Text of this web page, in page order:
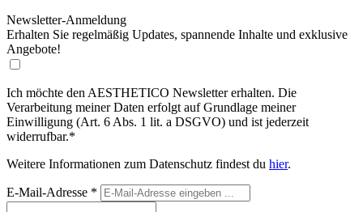
Newsletter-Anmeldung
Erhalten Sie regelmäßig Updates, spannende Inhalte und exklusive
Angebote!
Ich möchte den AESTHETICO Newsletter erhalten. Die
Verarbeitung meiner Daten erfolgt auf Grundlage meiner
Einwilligung (Art. 6 Abs. 1 lit. a DSGVO) und ist jederzeit
widerrufbar.*
Weitere Informationen zum Datenschutz findest du hier.
E-Mail-Adresse *